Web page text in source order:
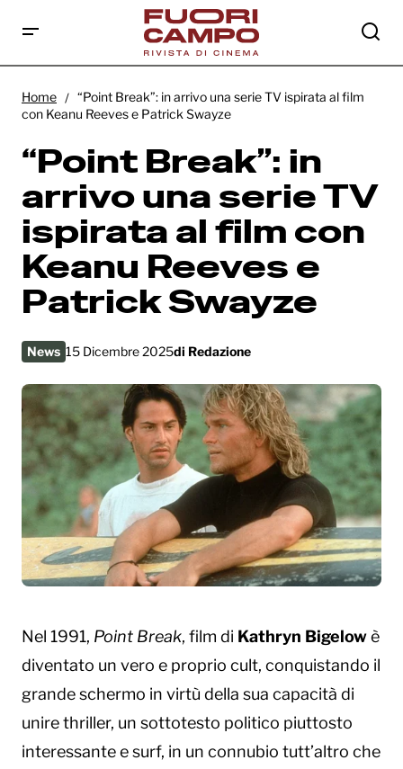
al film con Keanu Reeves e Patrick Swayze
Home
“Point Break”: in arrivo una serie TV ispirata al film
con Keanu Reeves e Patrick Swayze
“Point Break”: in
arrivo una serie TV
ispirata al film con
Keanu Reeves e
Patrick Swayze
News 15 Dicembre 2025di Redazione
Nel 1991, Point Break, film di Kathryn Bigelowè
diventato un vero e proprio cult, conquistando il
grande schermo in virtù della sua capacità di
unire thriller, un sottotesto politico piuttosto
interessante e surf, in un connubio tutt’altro che